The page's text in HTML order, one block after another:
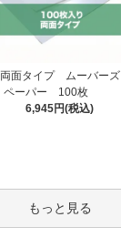
両面タイプ ムーバーズ
ペーパー 100枚
6,945円(税込)
もっと見る